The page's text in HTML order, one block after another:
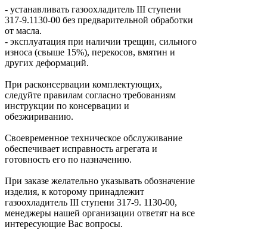
- устанавливать газоохладитель ІІІ ступени
317-9.1130-00 без предварительной обработки
от масла.
- эксплуатация при наличии трещин, сильного
износа (свыше 15%), перекосов, вмятин и
других деформаций.
При расконсервации комплектующих,
следуйте правилам согласно требованиям
инструкции по консервации и
обезжириванию.
Своевременное техническое обслуживание
обеспечивает исправность агрегата и
готовность его по назначению.
При заказе желательно указывать обозначение
изделия, к которому принадлежит
газоохладитель III ступени 317-9. 1130-00,
менеджеры нашей организации ответят на все
интересующие Вас вопросы.